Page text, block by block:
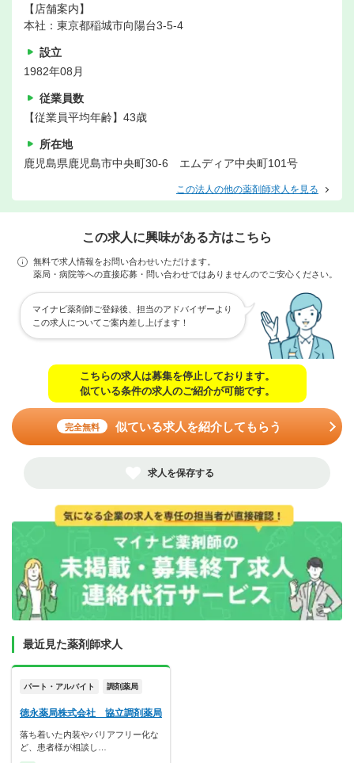
【店舗案内】
本社：東京都稲城市向陽台3-5-4
設立
1982年08月
従業員数
【従業員平均年齢】43歳
所在地
鹿児島県鹿児島市中央町30-6 エムディア中央町101号
この法人の他の薬剤師求人を見る
この求人に興味がある方はこちら
無料で求人情報をお問い合わせいただけます。
薬局・病院等への直接応募・問い合わせではありませんのでご安心ください。
マイナビ薬剤師ご登録後、担当のアドバイザーより
この求人についてご案内差し上げます！
こちらの求人は募集を停止しております。
似ている条件の求人のご紹介が可能です。
完全無料 似ている求人を紹介してもらう
求人を保存する
最近見た薬剤師求人
パート・アルバイト 調剤薬局
徳永薬局株式会社 協立調剤薬局
落ち着いた内装やバリアフリー化な
ど、患者様が相談し…